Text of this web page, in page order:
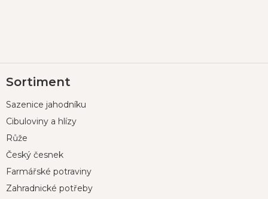
á
a
Sortiment
Sazenice jahodníku
Cibuloviny a hlízy
Růže
Český česnek
Farmářské potraviny
Zahradnické potřeby